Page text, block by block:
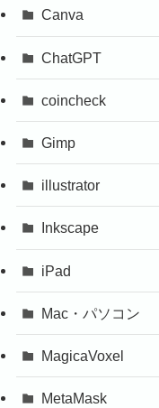
Canva
ChatGPT
coincheck
Gimp
illustrator
Inkscape
iPad
Mac・パソコン
MagicaVoxel
MetaMask